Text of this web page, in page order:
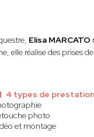
Elisa MARCATO
réalise des prises
4 types de
photo
et montage